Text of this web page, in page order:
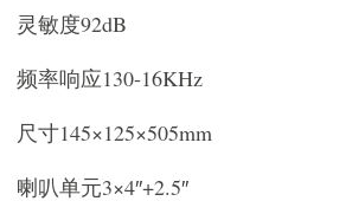
灵敏度92dB
频率响应130-16KHz
尺寸145×125×505mm
喇叭单元3×4″+2.5″